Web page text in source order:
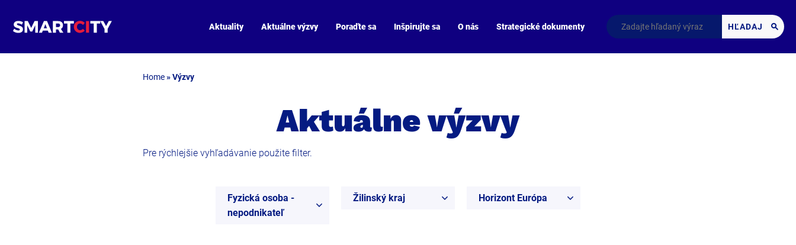
Aktuality Aktuálne výzvy Poraďte sa Inšpirujte sa O nás Strategické dokumenty HĽADAJ
Home»Výzvy
Aktuálne výzvy
Pre rýchlejšie vyhľadávanie použite filter.
Fyzická osoba -
nepodnikateľ
Žilinský kraj Horizont Európa